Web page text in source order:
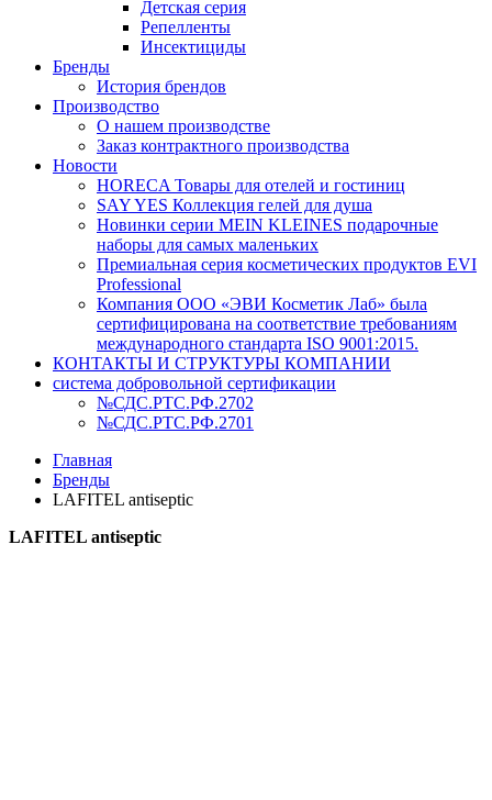
Детская серия
Репелленты
Инсектициды
Бренды
История брендов
Производство
О нашем производстве
Заказ контрактного производства
Новости
HORECA Товары для отелей и гостиниц
SAY YES Коллекция гелей для душа
Новинки серии MEIN KLEINES подарочные
наборы для самых маленьких
Премиальная серия косметических продуктов EVI
Professional
Компания ООО «ЭВИ Косметик Лаб» была
сертифицирована на соответствие требованиям
международного стандарта ISO 9001:2015.
КОНТАКТЫ И СТРУКТУРЫ КОМПАНИИ
система добровольной сертификации
№СДС.РТС.РФ.2702
№СДС.РТС.РФ.2701
Главная
Бренды
LAFITEL antiseptic
LAFITEL antiseptic